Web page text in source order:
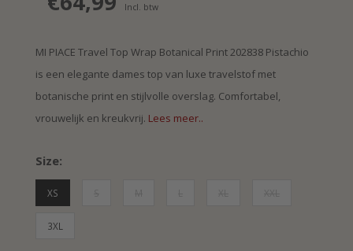
Incl. btw
MI PIACE Travel Top Wrap Botanical Print 202838 Pistachio
is een elegante dames top van luxe travelstof met
botanische print en stijlvolle overslag. Comfortabel,
vrouwelijk en kreukvrij. Lees meer..
Size:
XS
3XL